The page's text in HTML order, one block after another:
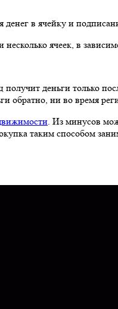
денег в ячейку и
ячеек, в
получит деньги
обратно, ни во время
. Из минусов
таким способом